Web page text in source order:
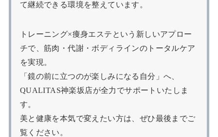
て継続できる環境を整えています。
トレーニング×痩身エステという新しいアプロー
チで、筋肉・代謝・ボディラインのトータルケア
を実現。
「鏡の前に立つのが楽しみになる自分」へ、
QUALITAS神楽坂店が全力でサポートいたしま
す。
美と健康を本気で変えたい方は、ぜひ最後までご
覧ください。